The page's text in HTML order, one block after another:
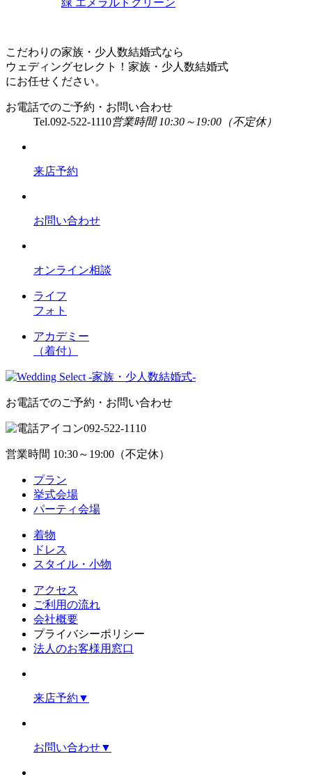
こだわりの家族・少人数結婚式なら
ウェディングセレクト！家族・少人数結婚式
にお任せください。
お電話でのご予約・お問い合わせ
Tel.092-522-1110営業時間 10:30～19:00（不定休）
来店予約
お問い合わせ
オンライン相談
ライフ
フォト
アカデミー
（着付）
お電話でのご予約・お問い合わせ
092-522-1110
営業時間 10:30～19:00（不定休）
プラン
挙式会場
パーティ会場
着物
ドレス
スタイル・小物
アクセス
ご利用の流れ
会社概要
プライバシーポリシー
法人のお客様用窓口
来店予約 ▼
お問い合わせ▼